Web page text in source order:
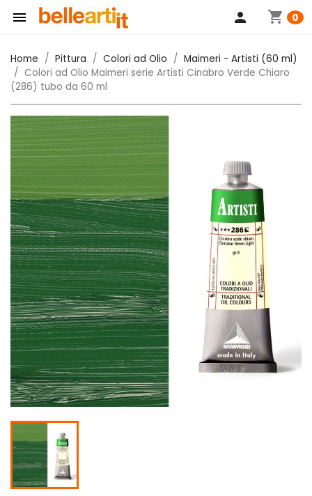
 shopping_cart 0
person
Home Pittura Colori ad Olio
Maimeri - Artisti (60 ml)
Colori ad Olio Maimeri serie Artisti Cinabro Verde Chiaro
(286) tubo da 60 ml